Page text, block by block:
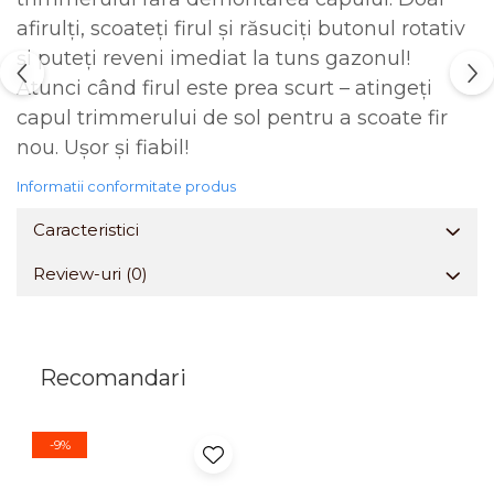
afirulți, scoateți firul și răsuciți butonul rotativ
și puteți reveni imediat la tuns gazonul!
Atunci când firul este prea scurt – atingeți
capul trimmerului de sol pentru a scoate fir
nou. Ușor și fiabil!
Informatii conformitate produs
Caracteristici
Review-uri (0)
Recomandari
-9%